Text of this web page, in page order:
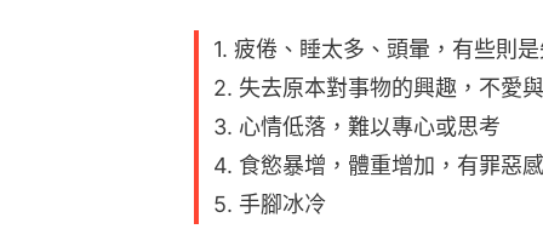
1. 疲倦、睡太多、頭暈，有些則
2. 失去原本對事物的興趣，不愛
3. 心情低落，難以專心或思考
4. 食慾暴增，體重增加，有罪惡感
5. 手腳冰冷